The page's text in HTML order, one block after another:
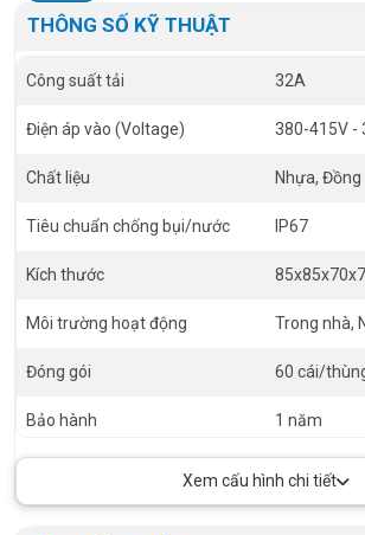
THÔNG SỐ KỸ THUẬT
Công suất tải 32A
Điện áp vào (Voltage) 380-415V -
Chất liệu Nhựa, Đồng
Tiêu chuẩn chống bụi/nước IP67
Kích thước
Môi trường hoạt động Trong nhà,
Đóng gói 60 cái/
Bảo hành 1 năm
Xem cấu hình chi tiết